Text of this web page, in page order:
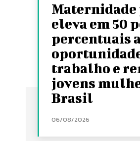
Maternidade
eleva em 50
percentuais
trabalho e
jovens
Brasil
06/08/2026